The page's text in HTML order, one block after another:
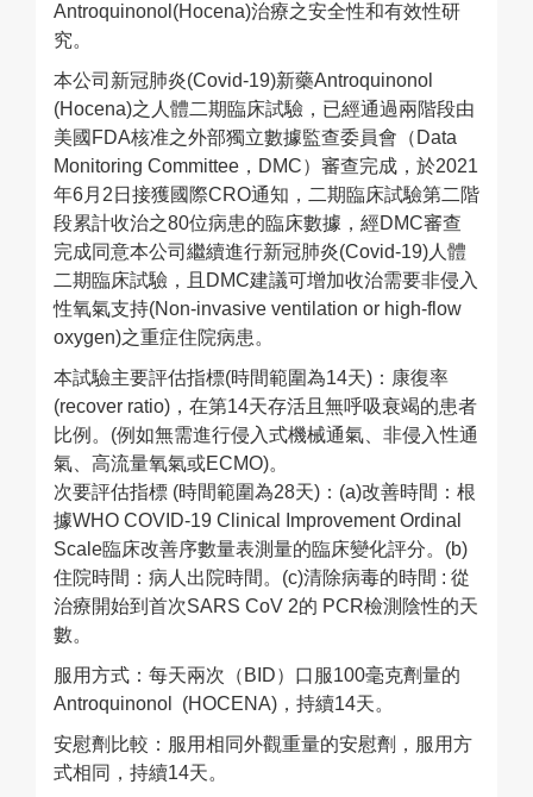
Antroquinonol(Hocena)治療之安全性和有效性研
究。
本公司新冠肺炎(Covid-19)新藥Antroquinonol
(Hocena)之人體二期臨床試驗，已經通過兩階段由
美國FDA核准之外部獨立數據監查委員會（Data
Monitoring Committee，DMC）審查完成，於2021
年6月2日接獲國際CRO通知，二期臨床試驗第二階
段累計收治之80位病患的臨床數據，經DMC審查
完成同意本公司繼續進行新冠肺炎(Covid-19)人體
二期臨床試驗，且DMC建議可增加收治需要非侵入
性氧氣支持(Non-invasive ventilation or high-flow
oxygen)之重症住院病患。
本試驗主要評估指標(時間範圍為14天)：康復率
(recover ratio)，在第14天存活且無呼吸衰竭的患者
比例。(例如無需進行侵入式機械通氣、非侵入性通
氣、高流量氧氣或ECMO)。
次要評估指標 (時間範圍為28天)：(a)改善時間：根
據WHO COVID-19 Clinical Improvement Ordinal
Scale臨床改善序數量表測量的臨床變化評分。(b)
住院時間：病人出院時間。(c)清除病毒的時間 : 從
治療開始到首次SARS CoV 2的 PCR檢測陰性的天
數。
服用方式：每天兩次（BID）口服100毫克劑量的
Antroquinonol (HOCENA)，持續14天。
安慰劑比較：服用相同外觀重量的安慰劑，服用方
式相同，持續14天。